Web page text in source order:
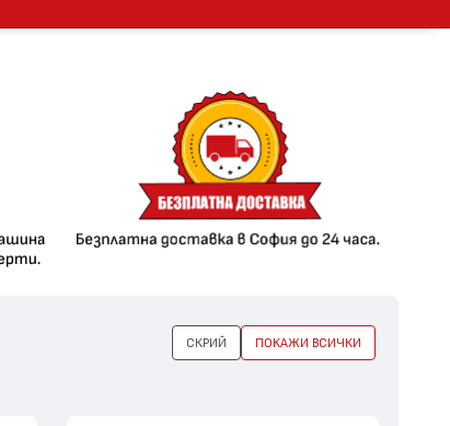
СКРИЙ ПОКАЖИ ВСИЧКИ